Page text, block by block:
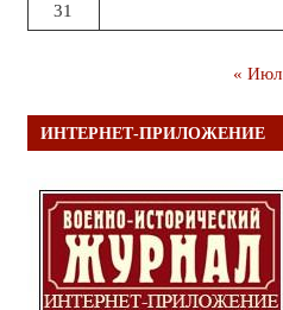
31
« Июл
ИНТЕРНЕТ-ПРИЛОЖЕНИЕ